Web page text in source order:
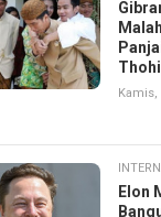
Kamis,
Elon